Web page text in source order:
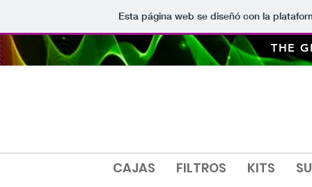
Esta página web se diseñó con la
CAJAS FILTROS KITS
THE